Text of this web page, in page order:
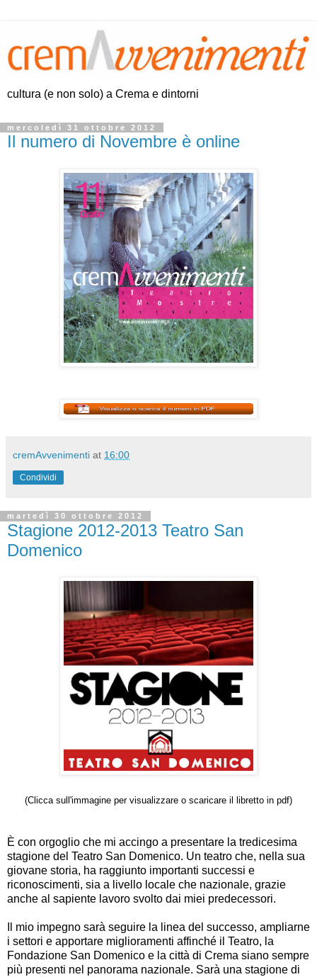
cultura (e non solo) a Crema e dintorni
mercoledì 31 ottobre 2012
Il numero di Novembre è online
cremAvvenimenti at 16:00
Condividi
martedì 30 ottobre 2012
Stagione 2012-2013 Teatro San
Domenico
(Clicca sull'immagine per visualizzare o scaricare il libretto in pdf)
È con orgoglio che mi accingo a presentare la tredicesima
stagione del Teatro San Domenico. Un teatro che, nella sua
giovane storia, ha raggiunto importanti successi e
riconoscimenti, sia a livello locale che nazionale, grazie
anche al sapiente lavoro svolto dai miei predecessori.
Il mio impegno sarà seguire la linea del successo, ampliarne
i settori e apportare miglioramenti affinché il Teatro, la
Fondazione San Domenico e la città di Crema siano sempre
più presenti nel panorama nazionale. Sarà una stagione di